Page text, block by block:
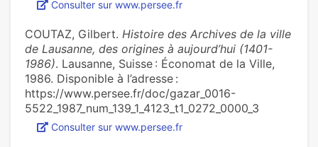
Consulter sur www.persee.fr
COUTAZ, Gilbert. Histoire des Archives de la ville
de Lausanne, des origines à aujourd’hui (1401-
1986). Lausanne, Suisse : Économat de la Ville,
1986. Disponible à l’adresse :
https://www.persee.fr/doc/gazar_0016-
5522_1987_num_139_1_4123_t1_0272_0000_3
Consulter sur www.persee.fr